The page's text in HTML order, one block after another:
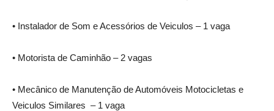
• Instalador de Som e Acessórios de Veiculos – 1 vaga
• Motorista de Caminhão – 2 vagas
• Mecânico de Manutenção de Automóveis Motocicletas e
Veiculos Similares – 1 vaga